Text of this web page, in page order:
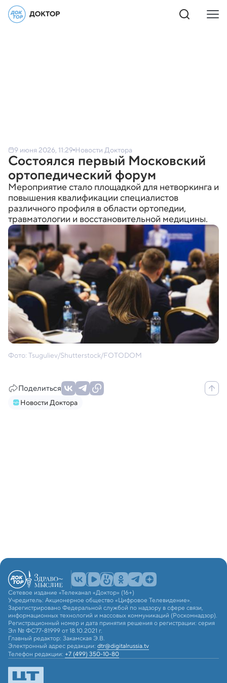
9 июня 2026, 11:29 Новости Доктора
Состоялся первый Московский
ортопедический форум
Мероприятие стало площадкой для нетворкинга и
повышения квалификации специалистов
различного профиля в области ортопедии,
травматологии и восстановительной медицины.
Фото: Tsuguliev/Shutterstock/FOTODOM
Поделиться
Новости Доктора
Сетевое издание «Телеканал «Доктор» (16+)
Учредитель: Акционерное общество «Цифровое Телевидение».
Зарегистрировано Федеральной службой по надзору в сфере связи,
информационных технологий и массовых коммуникаций (Роскомнадзор).
Регистрационный номер и дата принятия решения о регистрации: серия
Эл № ФС77-81999 от 18.10.2021 г.
Главный редактор: Закамская Э.В.
Электронный адрес редакции: dtr@digitalrussia.tv
Телефон редакции: +7 (499) 350-10-80